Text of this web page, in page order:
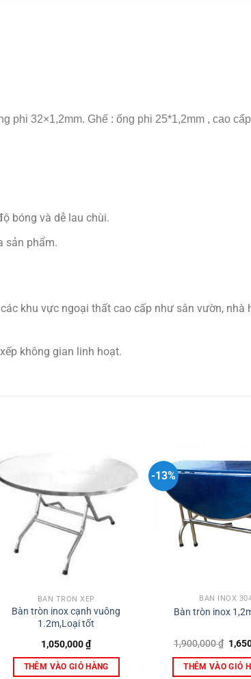
phi 32×1,2mm. Ghế : ống phi 25*1,2mm , cao
bóng và dễ lau chùi.
sản phẩm.
khu vực ngoại thất cao cấp như sân vườn, nhà
không gian linh hoạt.
BÀN TRÒN XẾP
Bàn tròn inox cạnh vuông
1.2m,Loại tốt
1,050,000₫
THÊM VÀO GIỎ HÀNG
-13%
BÀN INOX
Bàn tròn inox
1,900,000₫ Giá
là:
THÊM VÀO GIỎ